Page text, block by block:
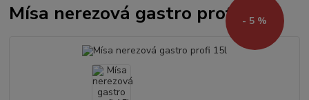
Mísa nerezová gastro profi 15l
- 5 %